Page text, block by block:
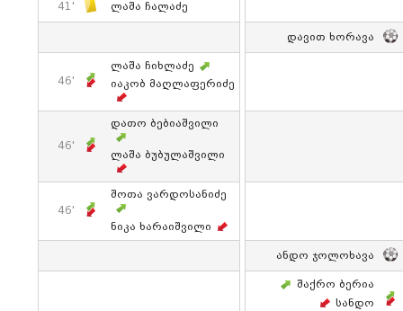
41' Ლაშა Ჩალაძე
Დავით Ხორავა
46'
Ლაშა Ჩიხლაძე
Იაკობ Მაღლაფერიძე
46'
Დათო Ბებიაშვილი
Ლაშა Ბუბულაშვილი
46'
Შოთა Ვარდოსანიძე
Ნიკა Ხარაიშვილი
Ანდო Ჯოლოხავა
Შაქრო Ბერია
Სანდო